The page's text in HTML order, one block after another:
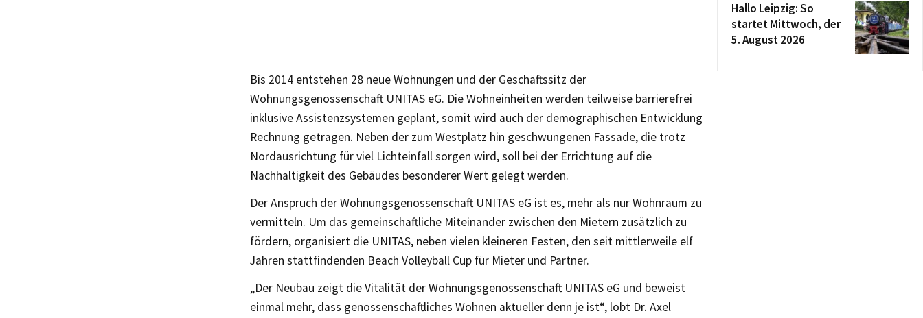
Bis 2014 entstehen 28 neue Wohnungen und der Geschäftssitz der
Wohnungsgenossenschaft UNITAS eG. Die Wohneinheiten werden teilweise barrierefrei
inklusive Assistenzsystemen geplant, somit wird auch der demographischen Entwicklung
Rechnung getragen. Neben der zum Westplatz hin geschwungenen Fassade, die trotz
Nordausrichtung für viel Lichteinfall sorgen wird, soll bei der Errichtung auf die
Nachhaltigkeit des Gebäudes besonderer Wert gelegt werden.
Der Anspruch der Wohnungsgenossenschaft UNITAS eG ist es, mehr als nur Wohnraum zu
vermitteln. Um das gemeinschaftliche Miteinander zwischen den Mietern zusätzlich zu
fördern, organisiert die UNITAS, neben vielen kleineren Festen, den seit mittlerweile elf
Jahren stattfindenden Beach Volleyball Cup für Mieter und Partner.
„Der Neubau zeigt die Vitalität der Wohnungsgenossenschaft UNITAS eG und beweist
einmal mehr, dass genossenschaftliches Wohnen aktueller denn je ist“, lobt Dr. Axel
Hallo Leipzig: So
startet Mittwoch, der
5. August 2026